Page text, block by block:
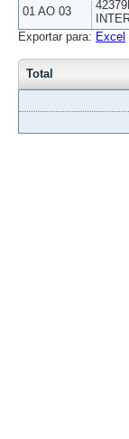
01 AO 03
Exportar para: Excel
Total